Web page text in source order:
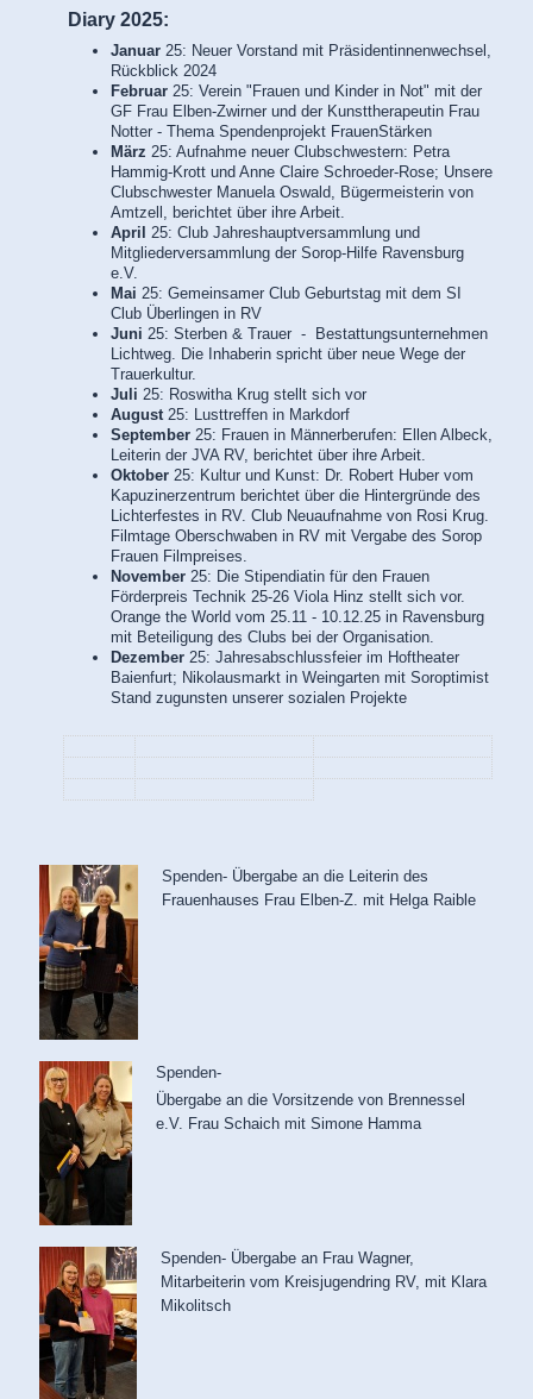
Diary 2025:
Januar 25: Neuer Vorstand mit Präsidentinnenwechsel,
Rückblick 2024
Februar 25: Verein "Frauen und Kinder in Not" mit der
GF Frau Elben-Zwirner und der Kunsttherapeutin Frau
Notter - Thema Spendenprojekt FrauenStärken
März 25: Aufnahme neuer Clubschwestern: Petra
Hammig-Krott und Anne Claire Schroeder-Rose; Unsere
Clubschwester Manuela Oswald, Bügermeisterin von
Amtzell, berichtet über ihre Arbeit.
April
25: Club Jahreshauptversammlung und
Mitgliederversammlung der Sorop-Hilfe Ravensburg
e.V.
Mai 25: Gemeinsamer Club Geburtstag mit dem SI
Club Überlingen in RV
Juni 25: Sterben & Trauer - Bestattungsunternehmen
Lichtweg. Die Inhaberin spricht über neue Wege der
Trauerkultur.
Juli 25: Roswitha Krug stellt sich vor
August 25: Lusttreffen in Markdorf
September 25: Frauen in Männerberufen: Ellen Albeck,
Leiterin der JVA RV, berichtet über ihre Arbeit.
Oktober 25: Kultur und Kunst: Dr. Robert Huber vom
Kapuzinerzentrum berichtet über die Hintergründe des
Lichterfestes in RV. Club Neuaufnahme von Rosi Krug.
Filmtage Oberschwaben in RV mit Vergabe des Sorop
Frauen Filmpreises.
November 25: Die Stipendiatin für den Frauen
Förderpreis Technik 25-26 Viola Hinz stellt sich vor.
Orange the World vom 25.11 - 10.12.25 in Ravensburg
mit Beteiligung des Clubs bei der Organisation.
Dezember 25: Jahresabschlussfeier im Hoftheater
Baienfurt; Nikolausmarkt in Weingarten mit Soroptimist
Stand zugunsten unserer sozialen Projekte
Spenden- Übergabe an die Leiterin des
Frauenhauses Frau Elben-Z. mit Helga Raible
Spenden-
Übergabe an die Vorsitzende von Brennessel
e.V. Frau Schaich mit Simone Hamma
Spenden- Übergabe an Frau Wagner,
Mitarbeiterin vom Kreisjugendring RV, mit Klara
Mikolitsch